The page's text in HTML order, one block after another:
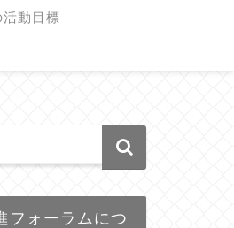
動目標
フォーラムにつ